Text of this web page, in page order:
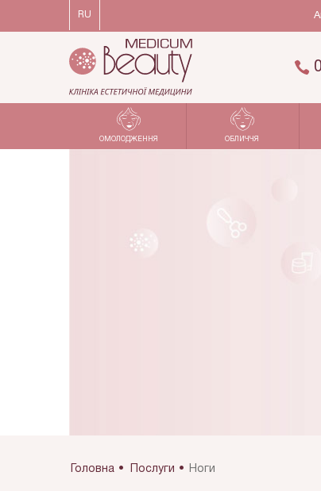
RU
ОМОЛОДЖЕННЯ ОБЛИЧЧЯ
Головна Послуги Ноги